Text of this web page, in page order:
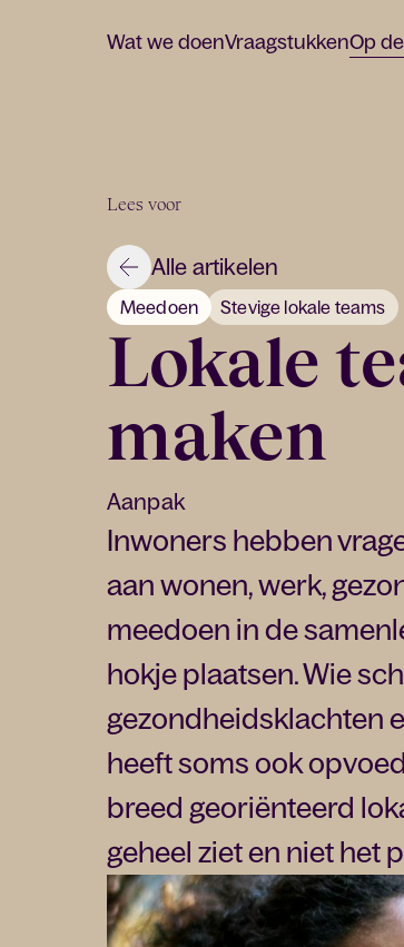
Wat we doenVraagstukkenOp
Lees voor
Alle artikelen
Meedoen Stevige lokale teams
Lokale
maken
Aanpak
Inwoners hebben
aan wonen, werk,
meedoen in de
hokje plaatsen. Wie
gezondheidsklachten
heeft soms ook
breed georiënteerd
geheel ziet en niet het